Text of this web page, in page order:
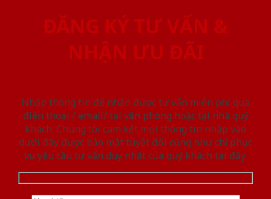
ĐĂNG KÝ TƯ VẤN &
NHẬN ƯU ĐÃI
Nhập thông tin để nhận được tư vấn miễn phí qua
điện thoại / email/ tại văn phòng hoặc tại nhà quý
khách. Chúng tôi cam kết mọi thông tin nhập vào
dưới đây được bảo mật tuyệt đối cũng như chỉ phục
vụ yêu cầu tư vấn duy nhất của quý khách tại đây.